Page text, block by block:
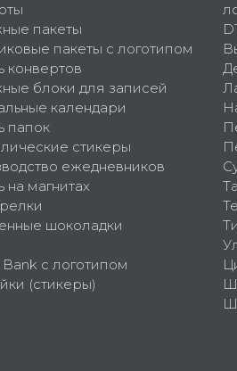
пакеты
пакеты с логотипом
конвертов
блоки для записей
календари
папок
стикеры
ежедневников
на магнитах
шоколадки
с логотипом
(стикеры)